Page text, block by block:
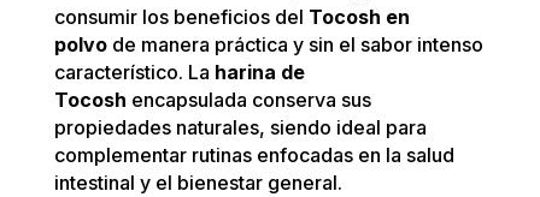
consumir los beneficios del Tocosh en
polvode manera práctica y sin el sabor intenso
característico. La harina de
Tocosh encapsulada conserva sus
propiedades naturales, siendo ideal para
complementar rutinas enfocadas en la salud
intestinal y el bienestar general.